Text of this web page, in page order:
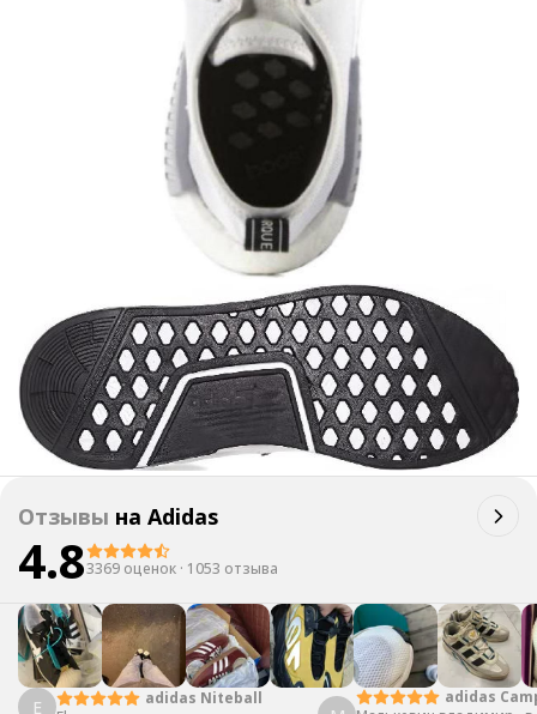
Отзывы на Adidas
4.83369 оценок · 1053 отзыва
E
adidas Niteball
adidas